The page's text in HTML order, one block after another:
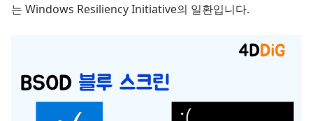
는 Windows Resiliency Initiative의 일환입니다.